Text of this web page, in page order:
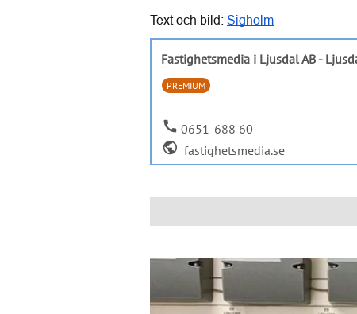
Text och bild: Sigholm
Fastighetsmedia i Ljusdal AB -
PREMIUM
call 0651-688 60
public fastighetsmedia.se